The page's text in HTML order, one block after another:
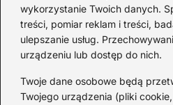
wykorzystanie Twoich danych.
treści, pomiar reklam i treści,
ulepszanie usług.
urządzeniu lub dostęp do nich.
Twoje dane osobowe będą
Twojego urządzenia (pliki
Redakcja
Od lat podróżuję, by poznawać
przez pryzmat zabytków, ale
smaków i codzienności.